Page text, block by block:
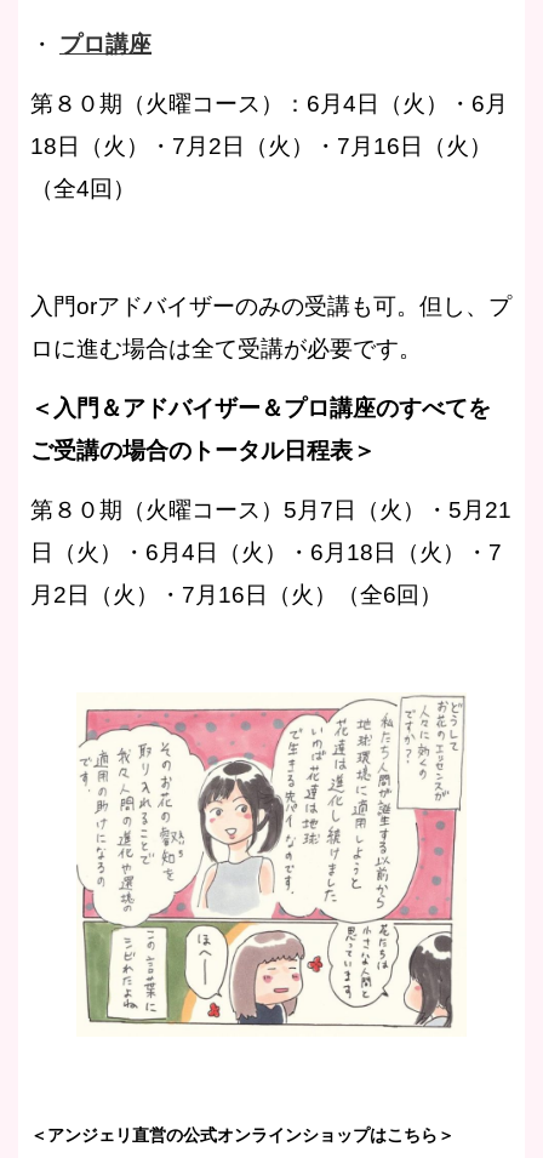
・ プロ講座
第８０期（火曜コース）：6月4日（火）・6月
18日（火）・7月2日（火）・7月16日（火）
（全4回）
入門orアドバイザーのみの受講も可。但し、プ
ロに進む場合は全て受講が必要です。
＜入門＆アドバイザー＆プロ講座のすべてを
ご受講の場合のトータル日程表＞
第８０期（火曜コース）5月7日（火）・5月21
日（火）・6月4日（火）・6月18日（火）・7
月2日（火）・7月16日（火）（全6回）
＜アンジェリ直営の公式オンラインショップはこちら＞